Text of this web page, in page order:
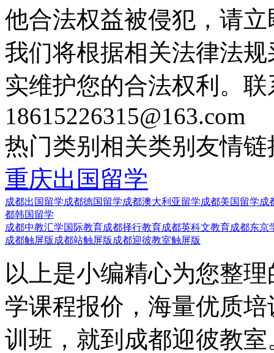
他合法权益被侵犯，请
我们将根据相关法律法
实维护您的合法权利。
18615226315@163.com
热门类别 相关类别 友情链
重庆出国留学
成都出国留学成都德国留学成都澳大利亚留学成都美国留学成
都韩国留学
成都中教汇学国际教育成都择行教育成都英科文教育成都东京
成都触屏版 成都站触屏版 成都迎彼教室触屏版
以上是小编精心为您整
学课程报价，海量优质
训班，就到成都迎彼教室